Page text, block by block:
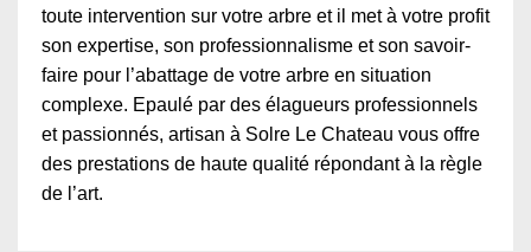
toute intervention sur votre arbre et il met à votre profit
son expertise, son professionnalisme et son savoir-
faire pour l’abattage de votre arbre en situation
complexe. Epaulé par des élagueurs professionnels
et passionnés, artisan à Solre Le Chateau vous offre
des prestations de haute qualité répondant à la règle
de l’art.